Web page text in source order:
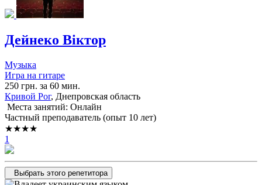
Дейнеко Віктор
Музыка
Игра на гитаре
250 грн. за 60 мин.
Кривой Рог, Днепровская область
Места занятий: Онлайн
Частный преподаватель (опыт 10 лет)
★★★★
1
Выбрать этого репетитора